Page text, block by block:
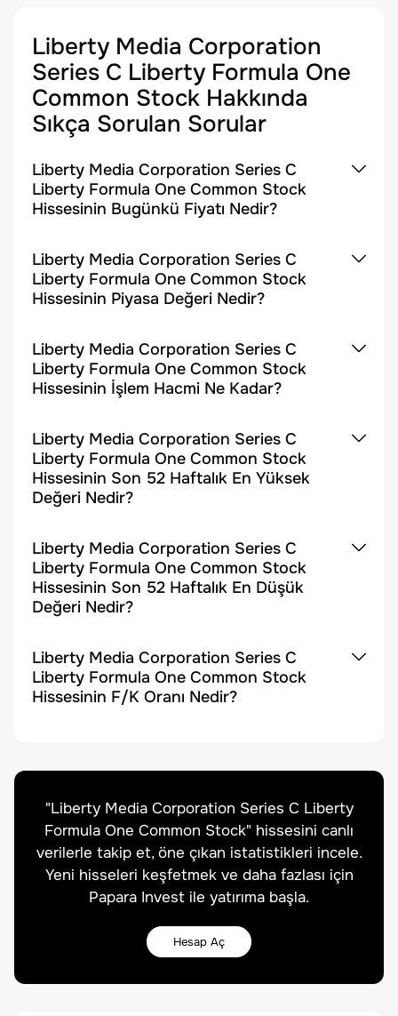
Liberty Media Corporation
Series C Liberty Formula One
Common Stock Hakkında
Sıkça Sorulan Sorular
Liberty Media Corporation Series C
Liberty Formula One Common Stock
Hissesinin Bugünkü Fiyatı Nedir?
Liberty Media Corporation Series C
Liberty Formula One Common Stock
Hissesinin Piyasa Değeri Nedir?
Liberty Media Corporation Series C
Liberty Formula One Common Stock
Hissesinin İşlem Hacmi Ne Kadar?
Liberty Media Corporation Series C
Liberty Formula One Common Stock
Hissesinin Son 52 Haftalık En Yüksek
Değeri Nedir?
Liberty Media Corporation Series C
Liberty Formula One Common Stock
Hissesinin Son 52 Haftalık En Düşük
Değeri Nedir?
Liberty Media Corporation Series C
Liberty Formula One Common Stock
Hissesinin F/K Oranı Nedir?
"Liberty Media Corporation Series C Liberty
Formula One Common Stock" hissesini canlı
verilerle takip et, öne çıkan istatistikleri incele.
Yeni hisseleri keşfetmek ve daha fazlası için
Papara Invest ile yatırıma başla.
Hesap Aç